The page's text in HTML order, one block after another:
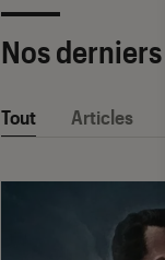
Nos derniers
Tout Articles